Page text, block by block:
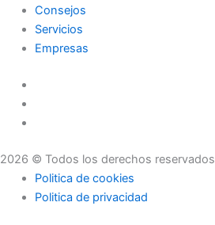
Consejos
Servicios
Empresas
2026 © Todos los derechos reservados
Politica de cookies
Politica de privacidad